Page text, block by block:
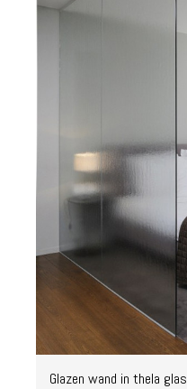
Glazen wand in thela glas